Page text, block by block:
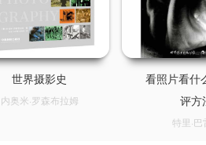
世界摄影史
内奥米·罗森布拉姆
看照片看什
评方
特里·巴